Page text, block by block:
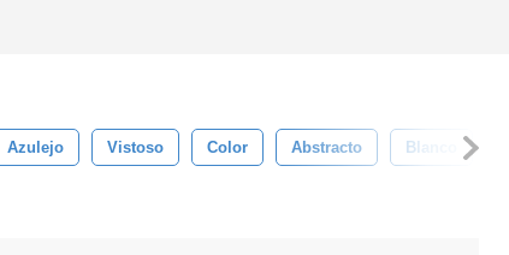
Azulejo Vistoso Color Abstracto Blanco